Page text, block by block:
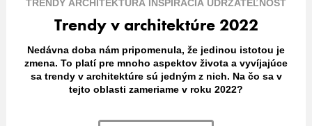
TRENDY ARCHITEKTURA INŠPIRÁCIA UDRŽATEĽNOSŤ
Trendy v architektúre 2022
Nedávna doba nám pripomenula, že jedinou istotou je
zmena. To platí pre mnoho aspektov života a vyvíjajúce
sa trendy v architektúre sú jedným z nich. Na čo sa v
tejto oblasti zameriame v roku 2022?